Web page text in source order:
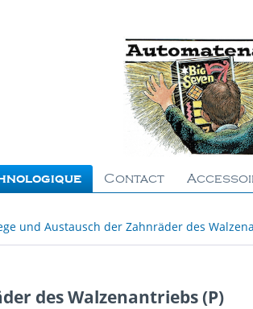
Contact
und Austausch der Zahnräder des
des Walzenantriebs (P)